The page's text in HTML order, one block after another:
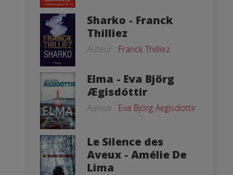
Sharko - Franck
Thilliez
Auteur : Franck Thilliez
Elma - Eva Björg
Ægisdóttir
Auteur : Eva Björg Aegisdottir
Le Silence des
Aveux - Amélie De
Lima